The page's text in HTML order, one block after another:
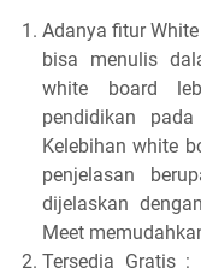
Adanya fitur
bisa menulis
white board
pendidikan
Kelebihan white
penjelasan
dijelaskan
Meet
Tersedia Gratis :